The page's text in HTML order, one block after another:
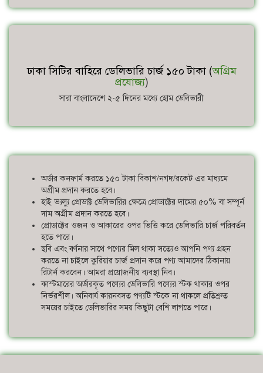
ঢাকা সিটির বাহিরে ডেলিভারি চার্জ ১৫০ টাকা (অগ্রিম
প্রযোজ্য)
সারা বাংলাদেশে ২-৫ দিনের মধ্যে হোম ডেলিভারী
অর্ডার কনফার্ম করতে ১৫০ টাকা বিকাশ/নগদ/রকেট এর মাধ্যমে
অগ্রীম প্রদান করতে হবে।
হাই ভ্যল্যু প্রোডাক্ট ডেলিভারির ক্ষেত্রে প্রোডাক্টের দামের ৫০% বা সম্পূর্ন
দাম অগ্রীম প্রদান করতে হবে।
প্রোডাক্টের ওজন ও আকারের ওপর ভিত্তি করে ডেলিভারি চার্জ পরিবর্তন
হতে পারে।
ছবি এবং বর্ণনার সাথে পণ্যের মিল থাকা সত্যেও আপনি পণ্য গ্রহন
করতে না চাইলে কুরিয়ার চার্জ প্রদান করে পণ্য আমাদের ঠিকানায়
রিটার্ন করবেন। আমরা প্রয়োজনীয় ব্যবস্থা নিব।
কাস্টমারের অর্ডারকৃত পণ্যের ডেলিভারি পণ্যের স্টক থাকার ওপর
নির্ভরশীল। অনিবার্য কারনবসত পণ্যটি স্টকে না থাকলে প্রতিশ্রুত
সময়ের চাইতে ডেলিভারির সময় কিছুটা বেশি লাগতে পারে।